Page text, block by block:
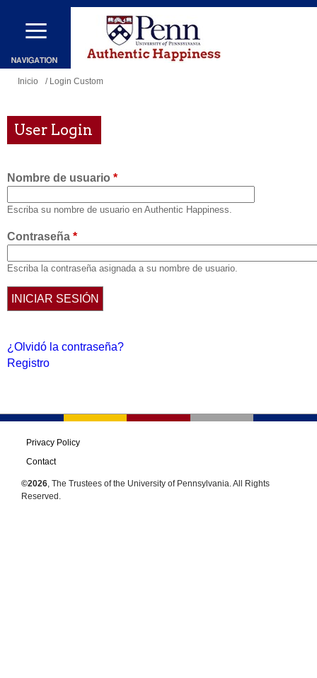
Pasar
contenido
principal
Se
usted
aquí
Inicio / Login Custom
User Login
Nombre de usuario *
Escriba su nombre de usuario en Authentic Happiness.
Contraseña *
Escriba la contraseña asignada a su nombre de usuario.
¿Olvidó la contraseña?
Registro
Privacy Policy
Contact
©2026, The Trustees of the University of Pennsylvania. All Rights
Reserved.